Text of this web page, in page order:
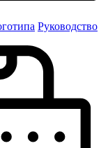
Руководство